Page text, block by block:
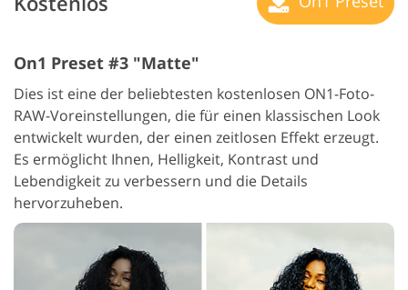
On1 Preset #3 "Matte"
Dies ist eine der beliebtesten kostenlosen ON1-Foto-
RAW-Voreinstellungen, die für einen klassischen Look
entwickelt wurden, der einen zeitlosen Effekt erzeugt.
Es ermöglicht Ihnen, Helligkeit, Kontrast und
Lebendigkeit zu verbessern und die Details
hervorzuheben.